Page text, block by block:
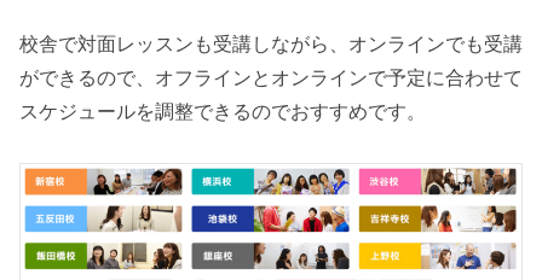
校舎で対面レッスンも受講しながら、オンラインでも受講
ができるので、オフラインとオンラインで予定に合わせて
スケジュールを調整できるのでおすすめです。